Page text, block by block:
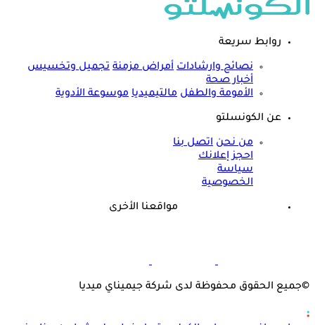
روابط سريعة
نصائح وارشادات أمراض مزمنة تجميل وتخسيس
أخبار صحة
الأمومة والطفل مالتيميديا موسوعة الأدوية
عن الكونسلتو
من نحن اتصل بنا
احجز إعلانك
سياسة
الخصوصية
مواقعنا الأخرى
©جميع الحقوق محفوظة لدى شركة جيميناي ميديا